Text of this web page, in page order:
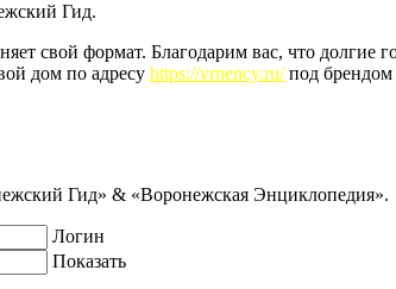
Гид.
свой формат. Благодарим вас, что
дом по адресу https://vrnency.ru/под брендом
Гид» & «Воронежская Энциклопедия».
Логин
Показать